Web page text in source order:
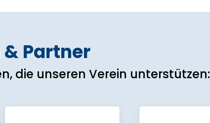
Partner
die unseren Verein unterstützen: